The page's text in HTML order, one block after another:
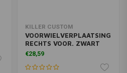
KILLER CUSTOM
VOORWIELVERPLAATSING
RECHTS VOOR. ZWART
€28,59